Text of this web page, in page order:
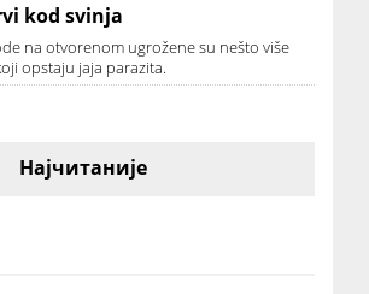
kod svinja
na otvorenom ugrožene su nešto više
opstaju jaja parazita.
Најчитаније